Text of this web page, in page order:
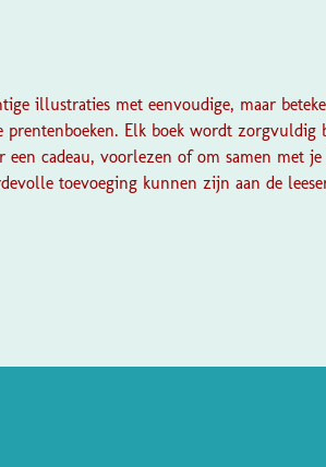
illustraties met eenvoudige, maar
Elk boek wordt zorgvuldig
cadeau, voorlezen of om samen met
toevoeging kunnen zijn aan de